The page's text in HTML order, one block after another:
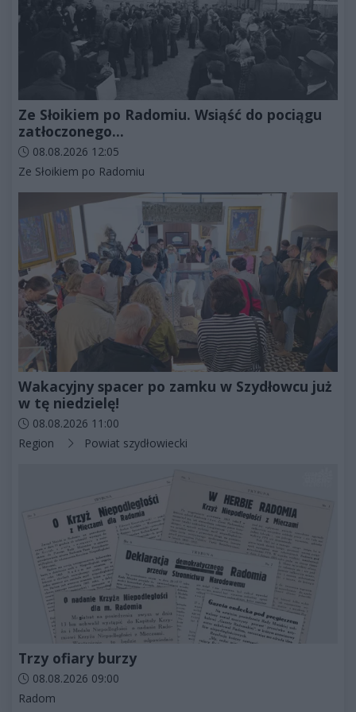
Ze Słoikiem po Radomiu. Wsiąść do pociągu
zatłoczonego...
Data dodania artykułu:
08.08.2026 12:05
Kategorie artykułu:
Ze Słoikiem po Radomiu
Wakacyjny spacer po zamku w Szydłowcu już
w tę niedzielę!
Data dodania artykułu:
08.08.2026 11:00
Kategorie artykułu:
Region Powiat szydłowiecki
Trzy ofiary burzy
Data dodania artykułu:
08.08.2026 09:00
Kategorie artykułu:
Radom